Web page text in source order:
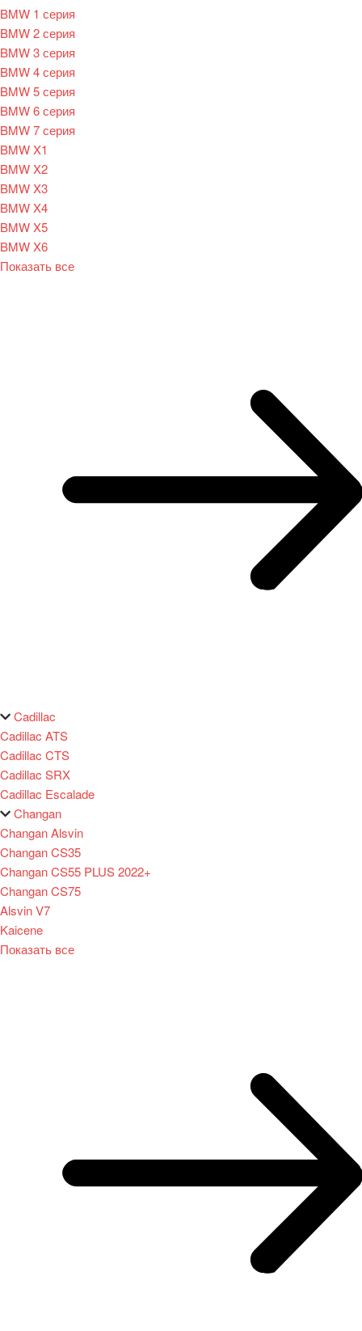
BMW 1 серия
BMW 2 серия
BMW 3 серия
BMW 4 серия
BMW 5 серия
BMW 6 серия
BMW 7 серия
BMW X1
BMW X2
BMW X3
BMW X4
BMW X5
BMW X6
Показать все
Cadillac
Cadillac ATS
Cadillac CTS
Cadillac SRX
Cadillac Escalade
Changan
Changan Alsvin
Changan CS35
Changan CS55 PLUS 2022+
Changan CS75
Alsvin V7
Kaicene
Показать все